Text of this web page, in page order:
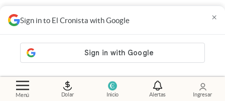
Menú Dolar Inicio Alertas Ingresar
Sign in to El Cronista with Google ×
Noticias de tu interés